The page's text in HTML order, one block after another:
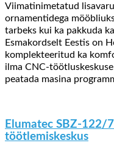
Viimatinimetatud
ornamentidega
tarbeks kui ka pakkuda
Esmakordselt Eestis on
komplekteeritud ka
ilma CNC-
peatada masina
Elumatec SBZ-122/
töötlemiskeskus